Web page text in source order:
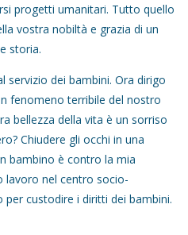
progetti umanitari. Tutto quello
vostra nobiltà e grazia di un
storia.
servizio dei bambini. Ora dirigo
fenomeno terribile del nostro
bellezza della vita è un sorriso
Chiudere gli occhi in una
bambino è contro la mia
lavoro nel centro socio-
custodire i diritti dei bambini.